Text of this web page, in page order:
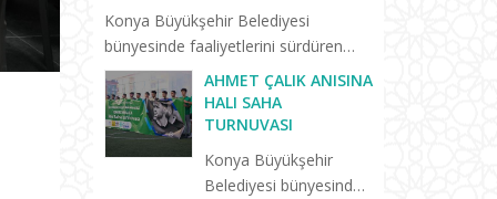
Konya Büyükşehir Belediyesi
bünyesinde faaliyetlerini sürdüren
Lise Medeniyet Akademisi’nde
“Birlikte Başaracağız” programları
yeni eğitim öğretim dönemiyle birlikte
AHMET ÇALIK ANISINA
HALI SAHA
TURNUVASI
Konya Büyükşehir
Belediyesi bünyesinde